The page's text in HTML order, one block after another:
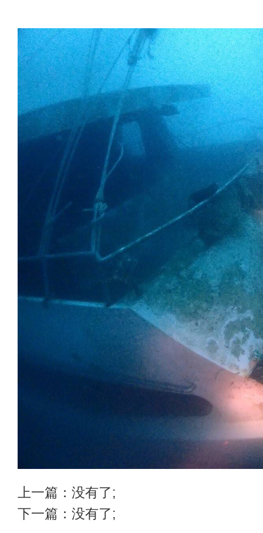
上一篇：没有了;
下一篇：没有了;